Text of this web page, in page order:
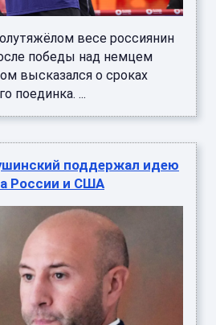
весе россиянин
победы над немцем
высказался о сроках
поединка. ...
поддержал идею
России и США